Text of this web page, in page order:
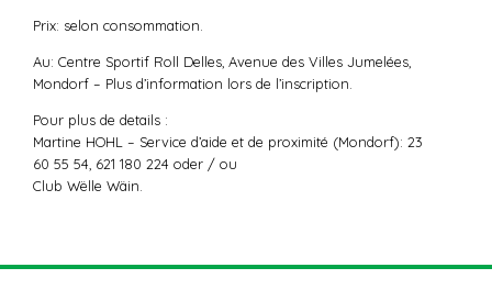
Prix: selon consommation.
Au: Centre Sportif Roll Delles, Avenue des Villes Jumelées,
Mondorf – Plus d’information lors de l’inscription.
Pour plus de details :
Martine HOHL – Service d’aide et de proximité (Mondorf): 23
60 55 54, 621 180 224 oder / ou
Club Wëlle Wäin.